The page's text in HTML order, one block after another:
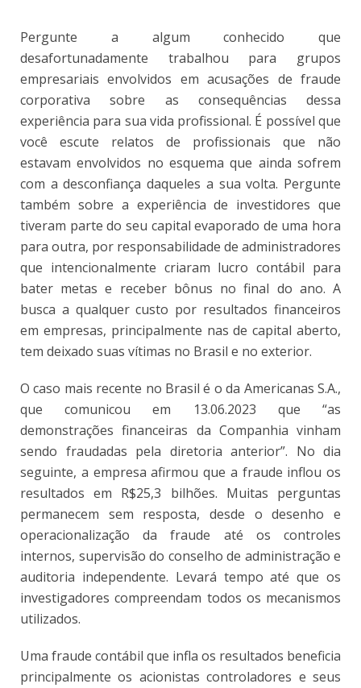
Pergunte a algum conhecido que
desafortunadamente trabalhou para grupos
empresariais envolvidos em acusações de fraude
corporativa sobre as consequências dessa
experiência para sua vida profissional. É possível que
você escute relatos de profissionais que não
estavam envolvidos no esquema que ainda sofrem
com a desconfiança daqueles a sua volta. Pergunte
também sobre a experiência de investidores que
tiveram parte do seu capital evaporado de uma hora
para outra, por responsabilidade de administradores
que intencionalmente criaram lucro contábil para
bater metas e receber bônus no final do ano. A
busca a qualquer custo por resultados financeiros
em empresas, principalmente nas de capital aberto,
tem deixado suas vítimas no Brasil e no exterior.
O caso mais recente no Brasil é o da Americanas S.A.,
que comunicou em 13.06.2023 que “as
demonstrações financeiras da Companhia vinham
sendo fraudadas pela diretoria anterior”. No dia
seguinte, a empresa afirmou que a fraude inflou os
resultados em R$25,3 bilhões. Muitas perguntas
permanecem sem resposta, desde o desenho e
operacionalização da fraude até os controles
internos, supervisão do conselho de administração e
auditoria independente. Levará tempo até que os
investigadores compreendam todos os mecanismos
utilizados.
Uma fraude contábil que infla os resultados beneficia
principalmente os acionistas controladores e seus